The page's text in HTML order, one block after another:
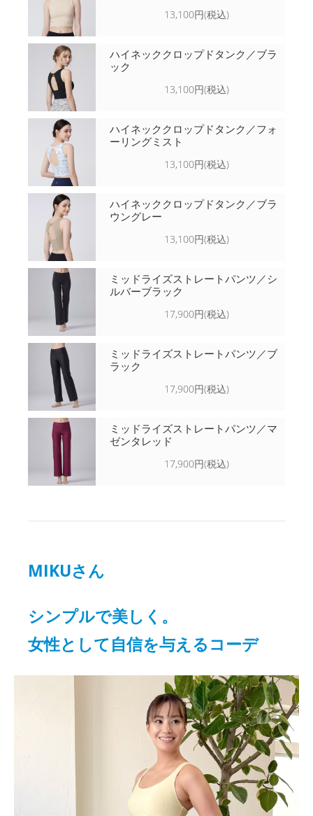
13,100円(税込)
ハイネッククロップドタンク／ブラ
ック
13,100円(税込)
ハイネッククロップドタンク／フォ
ーリングミスト
13,100円(税込)
ハイネッククロップドタンク／ブラ
ウングレー
13,100円(税込)
ミッドライズストレートパンツ／シ
ルバーブラック
17,900円(税込)
ミッドライズストレートパンツ／ブ
ラック
17,900円(税込)
ミッドライズストレートパンツ／マ
ゼンタレッド
17,900円(税込)
MIKUさん
シンプルで美しく。
女性として自信を与えるコーデ